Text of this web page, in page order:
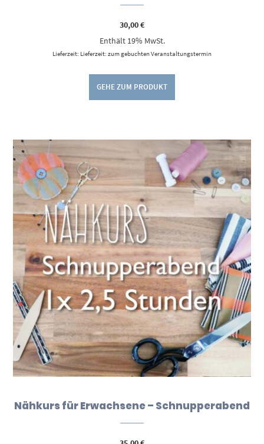
30,00€
Enthält 19% MwSt.
Lieferzeit: Lieferzeit: zum gebuchten Veranstaltungstermin
GEHE ZUM PRODUKT
Nähkurs für Erwachsene – Schnupperabend